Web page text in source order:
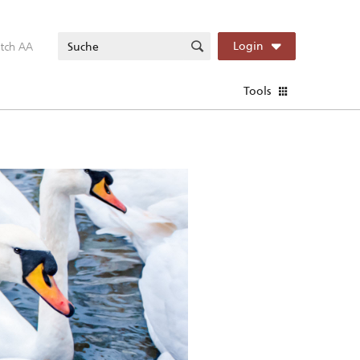
AA Login
Tools